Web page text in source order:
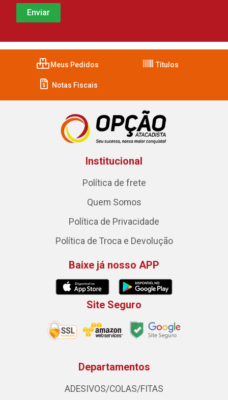
Meus Pedidos Títulos
Notas Fiscais
Institucional
Política de frete
Quem Somos
Política de Privacidade
Política de Troca e Devolução
Baixe já nosso APP
Site Seguro
Departamentos
ADESIVOS/COLAS/FITAS